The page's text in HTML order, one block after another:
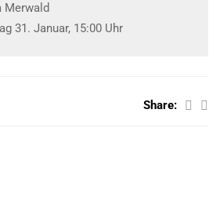
Merwald
31. Januar, 15:00 Uhr
Share: